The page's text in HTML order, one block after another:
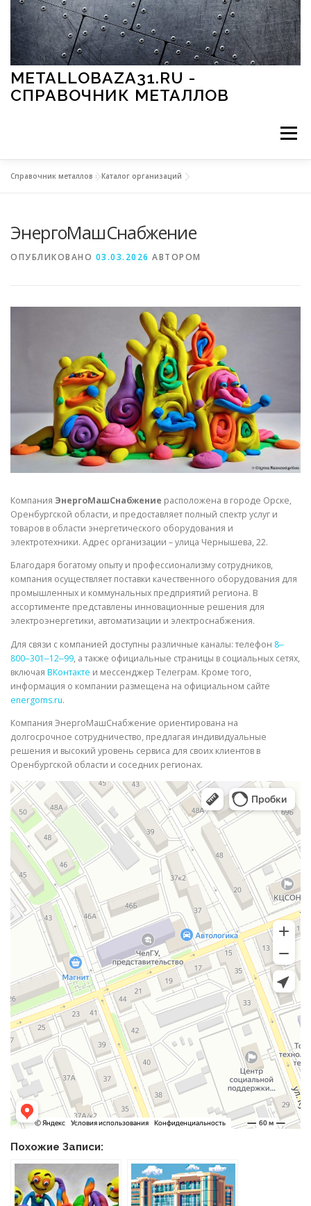
Перейти к содержимому
METALLOBAZA31.RU -
СПРАВОЧНИК МЕТАЛЛОВ
Меню
МЕТАЛЛЫ И ОКРУЖАЮЩАЯ СРЕДА
СВОЙСТВА МЕТАЛЛОВ СОРТА МЕТАЛЛОВ
СТАТЬИ
Справочник металлов »Каталог организаций
ЭнергоМашСнабжение
ОПУБЛИКОВАНО 03.03.2026 АВТОРОМ
Компания ЭнергоМашСнабжение расположена в городе Орске,
Оренбургской области, и предоставляет полный спектр услуг и
товаров в области энергетического оборудования и
электротехники. Адрес организации – улица Чернышева, 22.
Благодаря богатому опыту и профессионализму сотрудников,
компания осуществляет поставки качественного оборудования для
промышленных и коммунальных предприятий региона. В
ассортименте представлены инновационные решения для
электроэнергетики, автоматизации и электроснабжения.
Для связи с компанией доступны различные каналы: телефон 8‒
800‒301‒12‒99, а также официальные страницы в социальных сетях,
включая ВКонтакте и мессенджер Телеграм. Кроме того,
информация о компании размещена на официальном сайте
energoms.ru.
Компания ЭнергоМашСнабжение ориентирована на
долгосрочное сотрудничество, предлагая индивидуальные
решения и высокий уровень сервиса для своих клиентов в
Оренбургской области и соседних регионах.
Похожие Записи: